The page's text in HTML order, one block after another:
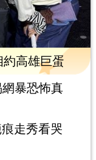
高雄巨蛋
暴恐怖真
走秀看哭